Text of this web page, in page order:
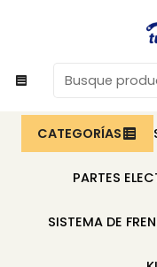
CATEGORÍAS
PARTES
SISTEMA DE